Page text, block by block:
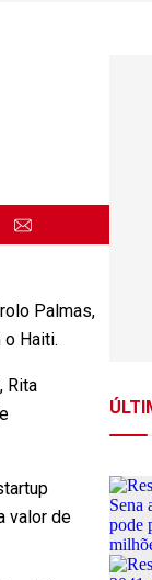
Palmas,
o Haiti.
Rita
valor de